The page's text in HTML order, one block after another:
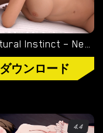
Unnatural Instinct – New Version 0.6 [Merizmare]
ダウンロード
4.4